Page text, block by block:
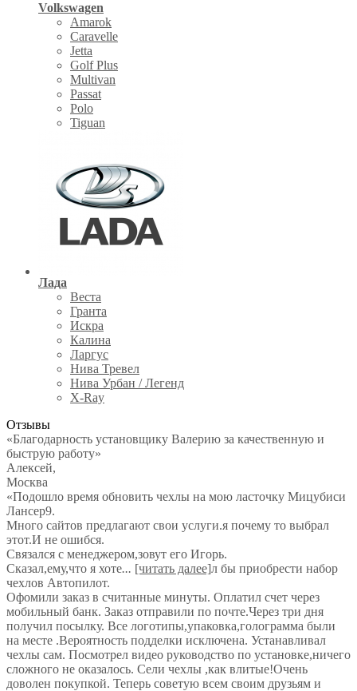
Volkswagen
Amarok
Caravelle
Jetta
Golf Plus
Multivan
Passat
Polo
Tiguan
Лада
Веста
Гранта
Искра
Калина
Ларгус
Нива Тревел
Нива Урбан / Легенд
X-Ray
Отзывы
«Благодарность установщику Валерию за качественную и
быструю работу»
Алексей,
Москва
«Подошло время обновить чехлы на мою ласточку Мицубиси
Лансер9.
Много сайтов предлагают свои услуги.я почему то выбрал
этот.И не ошибся.
Связался с менеджером,зовут его Игорь.
Сказал,ему,что я хоте... [читать далее]л бы приобрести набор
чехлов Автопилот.
Офомили заказ в считанные минуты. Оплатил счет через
мобильный банк. Заказ отправили по почте.Через три дня
получил посылку. Все логотипы,упаковка,голограмма были
на месте .Вероятность подделки исключена. Устанавливал
чехлы сам. Посмотрел видео руководство по установке,ничего
сложного не оказалось. Сели чехлы ,как влитые!Очень
доволен покупкой. Теперь советую всем своим друзьям и